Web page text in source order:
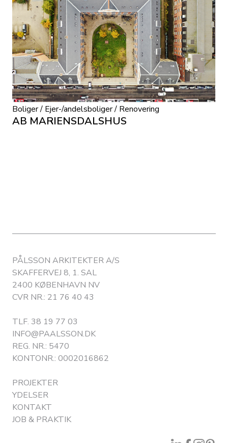
Boliger / Ejer-/andelsboliger / Renovering
AB MARIENSDALSHUS
PÅLSSON ARKITEKTER A/S
SKAFFERVEJ 8, 1. SAL
2400 KØBENHAVN NV
CVR NR.: 21 76 40 43
TLF. 38 19 77 03
INFO@PAALSSON.DK
REG. NR.: 5470
KONTONR.: 0002016862
PROJEKTER
YDELSER
KONTAKT
JOB & PRAKTIK